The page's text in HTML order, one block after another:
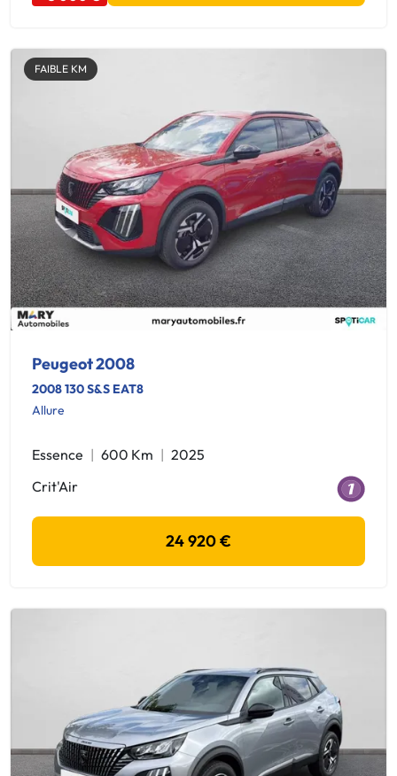
FAIBLE KM
Peugeot 2008
2008 130 S&S EAT8
Allure
Essence 600 Km
2025
Crit'Air
24 920 €